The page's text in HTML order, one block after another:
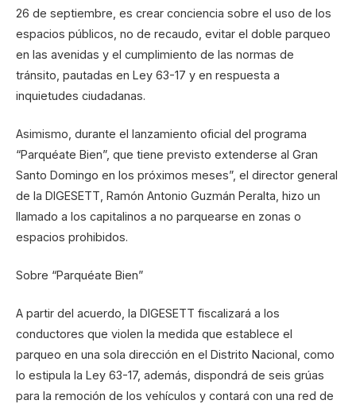
26 de septiembre, es crear conciencia sobre el uso de los
espacios públicos, no de recaudo, evitar el doble parqueo
en las avenidas y el cumplimiento de las normas de
tránsito, pautadas en Ley 63-17 y en respuesta a
inquietudes ciudadanas.
Asimismo, durante el lanzamiento oficial del programa
“Parquéate Bien”, que tiene previsto extenderse al Gran
Santo Domingo en los próximos meses”, el director general
de la DIGESETT, Ramón Antonio Guzmán Peralta, hizo un
llamado a los capitalinos a no parquearse en zonas o
espacios prohibidos.
Sobre “Parquéate Bien”
A partir del acuerdo, la DIGESETT fiscalizará a los
conductores que violen la medida que establece el
parqueo en una sola dirección en el Distrito Nacional, como
lo estipula la Ley 63-17, además, dispondrá de seis grúas
para la remoción de los vehículos y contará con una red de